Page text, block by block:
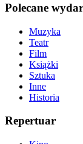
Polecane
Muzyka
Teatr
Film
Książki
Sztuka
Inne
Historia
Repertuar